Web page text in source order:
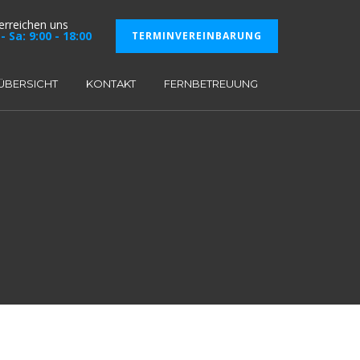
uns
Sa: 9:00 - 18:00 TERMINVEREINBARUNG
KONTAKT FERNBETREUUNG